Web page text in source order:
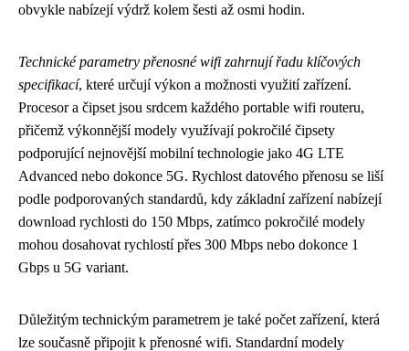
obvykle nabízejí výdrž kolem šesti až osmi hodin.
Technické parametry přenosné wifi zahrnují řadu klíčových
specifikací, které určují výkon a možnosti využití zařízení.
Procesor a čipset jsou srdcem každého portable wifi routeru,
přičemž výkonnější modely využívají pokročilé čipsety
podporující nejnovější mobilní technologie jako 4G LTE
Advanced nebo dokonce 5G. Rychlost datového přenosu se liší
podle podporovaných standardů, kdy základní zařízení nabízejí
download rychlosti do 150 Mbps, zatímco pokročilé modely
mohou dosahovat rychlostí přes 300 Mbps nebo dokonce 1
Gbps u 5G variant.
Důležitým technickým parametrem je také počet zařízení, která
lze současně připojit k přenosné wifi. Standardní modely